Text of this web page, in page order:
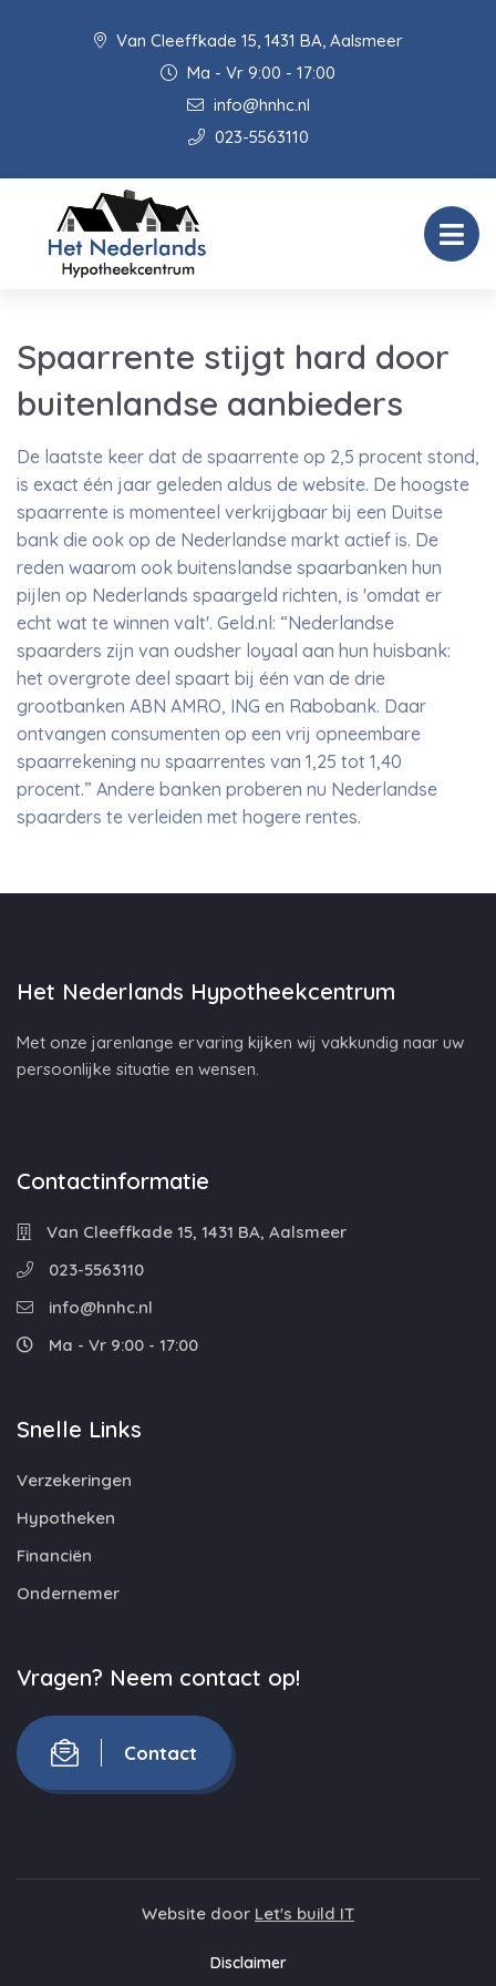
Van Cleeffkade 15, 1431 BA, Aalsmeer
Ma - Vr 9:00 - 17:00
info@hnhc.nl
023-5563110
Spaarrente stijgt hard door
buitenlandse aanbieders
De laatste keer dat de spaarrente op 2,5 procent stond,
is exact één jaar geleden aldus de website. De hoogste
spaarrente is momenteel verkrijgbaar bij een Duitse
bank die ook op de Nederlandse markt actief is. De
reden waarom ook buitenslandse spaarbanken hun
pijlen op Nederlands spaargeld richten, is 'omdat er
echt wat te winnen valt'. Geld.nl: “Nederlandse
spaarders zijn van oudsher loyaal aan hun huisbank:
het overgrote deel spaart bij één van de drie
grootbanken ABN AMRO, ING en Rabobank. Daar
ontvangen consumenten op een vrij opneembare
spaarrekening nu spaarrentes van 1,25 tot 1,40
procent.” Andere banken proberen nu Nederlandse
spaarders te verleiden met hogere rentes.
Het Nederlands Hypotheekcentrum
Met onze jarenlange ervaring kijken wij vakkundig naar uw
persoonlijke situatie en wensen.
Contactinformatie
Van Cleeffkade 15, 1431 BA, Aalsmeer
023-5563110
info@hnhc.nl
Ma - Vr 9:00 - 17:00
Snelle Links
Verzekeringen
Hypotheken
Financiën
Ondernemer
Vragen? Neem contact op!
Contact
Website door Let's build IT
Disclaimer